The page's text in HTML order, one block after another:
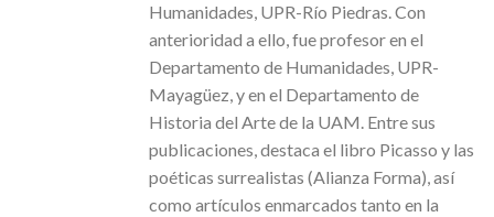
Humanidades, UPR-Río Piedras. Con
anterioridad a ello, fue profesor en el
Departamento de Humanidades, UPR-
Mayagüez, y en el Departamento de
Historia del Arte de la UAM. Entre sus
publicaciones, destaca el libro Picasso y las
poéticas surrealistas (Alianza Forma), así
como artículos enmarcados tanto en la